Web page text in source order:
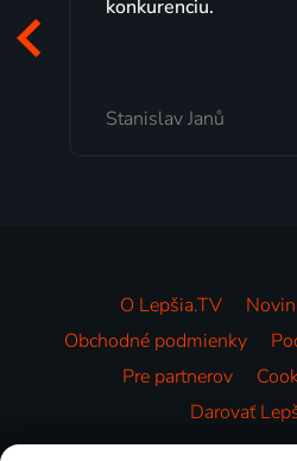
Veľký výber
Milada Tomešová
O Lepšia.TV
Obchodné podmienky
Pre partnerov
Darovať